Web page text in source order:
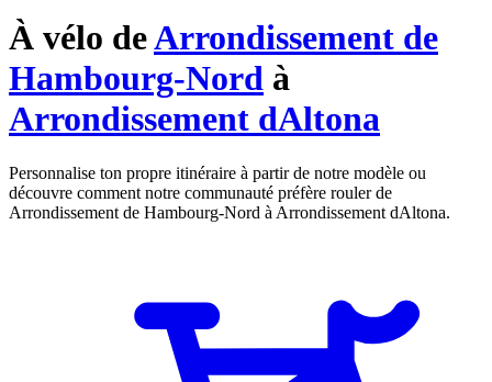
À vélo deArrondissement de
Hambourg-Nord à
Arrondissement dAltona
Personnalise ton propre itinéraire à partir de notre modèle ou
découvre comment notre communauté préfère rouler de
Arrondissement de Hambourg-Nord à Arrondissement dAltona.